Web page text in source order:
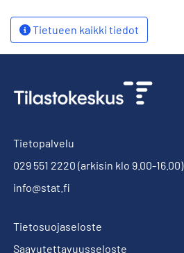
Tietueen kaikki tiedot
Tietopalvelu
029 551 2220 (arkisin klo 9.00-16.00)
info@stat.fi
Tietosuojaseloste
Saavutettavuusseloste